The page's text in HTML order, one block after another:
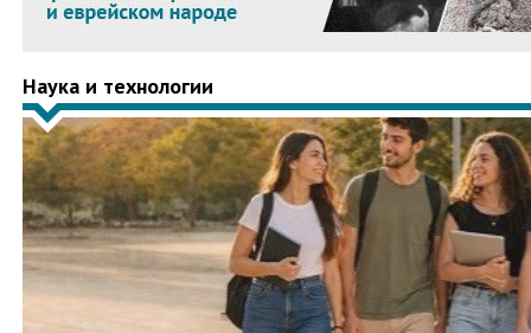
Наука и технологии